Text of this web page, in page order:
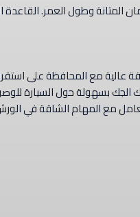
وطول العمر. القاعدة
عالية مع المحافظة على
الجك بسهولة حول السيارة